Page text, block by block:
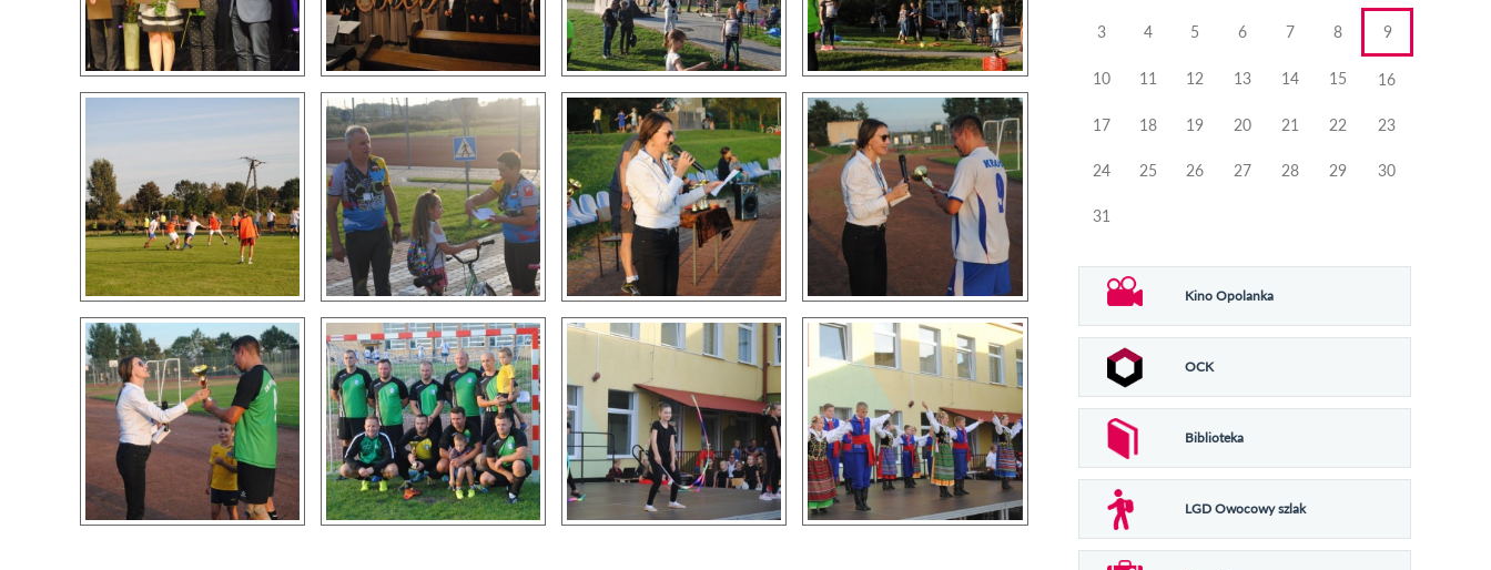
3 4 5 6 7 8 9
10 11 12 13 14 15 16
17 18 19 20 21 22 23
24 25 26 27 28 29 30
31
Kino Opolanka
OCK
Biblioteka
LGD Owocowy szlak